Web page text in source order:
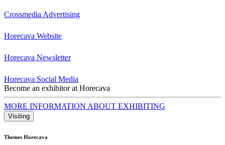
Crossmedia Advertising
Horecava Website
Horecava Newsletter
Horecava Social Media
Become an exhibitor at Horecava
MORE INFORMATION ABOUT EXHIBITING
Visiting
Themes Horecava